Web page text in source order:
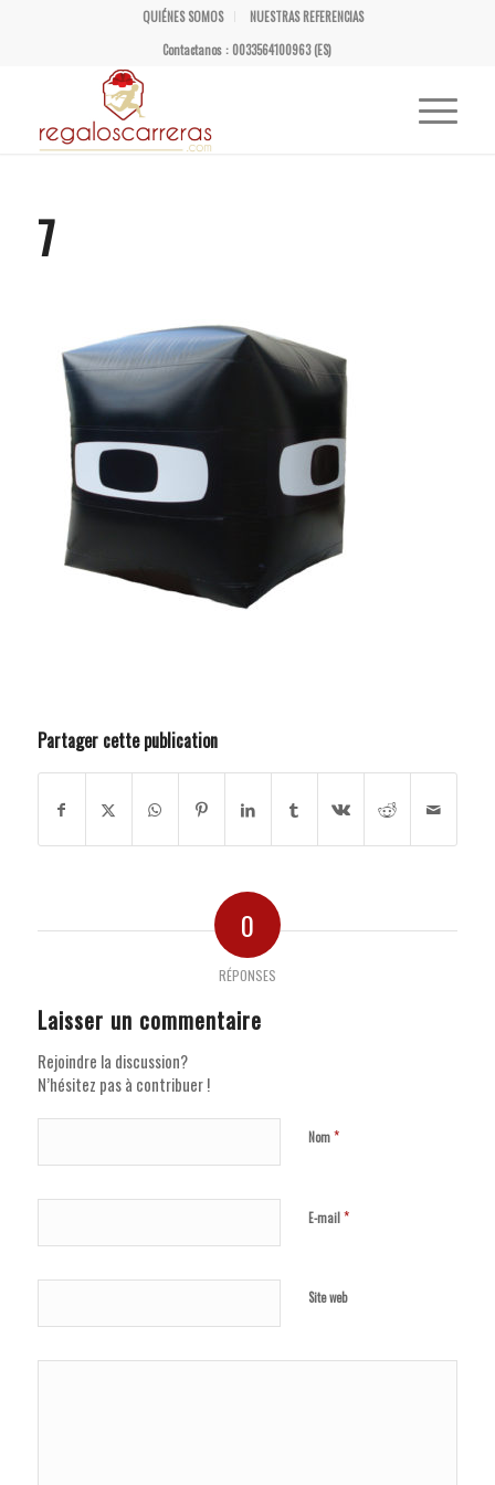
QUIÉNES SOMOS
NUESTRAS REFERENCIAS
Contactanos : 0033564100963 (ES)
7
Partager cette publication
0
RÉPONSES
Laisser un commentaire
Rejoindre la discussion?
N’hésitez pas à contribuer !
Nom*
E-mail*
Site web